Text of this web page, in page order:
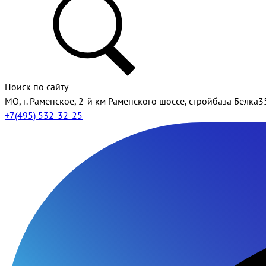
Поиск по сайту
МО, г. Раменское, 2-й км Раменского шоссе, стройбаза
+7(495) 532-32-25